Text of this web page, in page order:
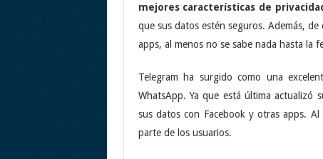
mejores características de
que sus datos estén seguros. Además,
apps, al menos no se sabe nada hasta la
Telegram ha surgido como una
WhatsApp. Ya que está última actualizó
sus datos con Facebook y otras apps.
parte de los usuarios.